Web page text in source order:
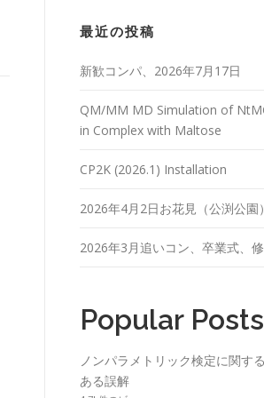
最近の投稿
新歓コンパ、2026年7月17日
QM/MM MD Simulation of
in Complex with Maltose
CP2K (2026.1) Installation
2026年4月2日お花見（公渕公園）
2026年3月追いコン、卒業式、
Popular Posts
ノンパラメトリック検定に関す
ある誤解